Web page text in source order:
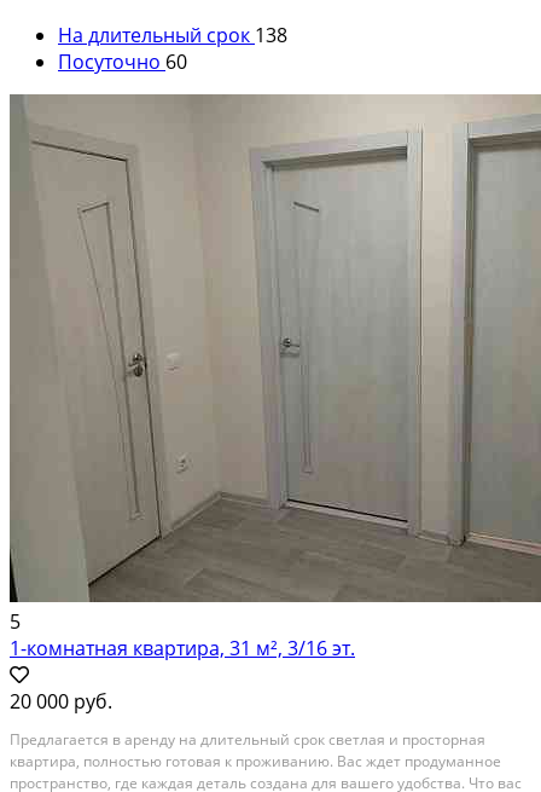
На длительный срок 138
Посуточно 60
5
1-комнатная квартира, 31 м², 3/16 эт.
20 000 руб.
Предлагается в аренду на длительный срок светлая и просторная
квартира, полностью готовая к проживанию. Вас ждет продуманное
пространство, где каждая деталь создана для вашего удобства. Что вас